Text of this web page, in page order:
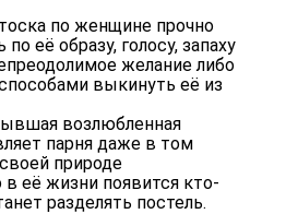
по женщине прочно
её образу, голосу, запаху
желание либо
выкинуть её из
возлюбленная
парня даже в том
природе
её жизни появится кто-
разделять постель.